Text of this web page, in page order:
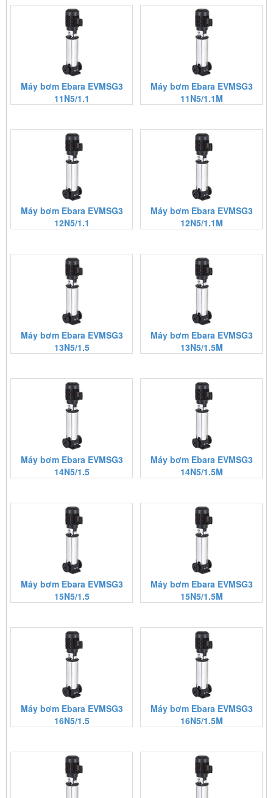
Máy bơm Ebara EVMSG3
11N5/1.1
Máy bơm Ebara EVMSG3
11N5/1.1M
Máy bơm Ebara EVMSG3
12N5/1.1
Máy bơm Ebara EVMSG3
12N5/1.1M
Máy bơm Ebara EVMSG3
13N5/1.5
Máy bơm Ebara EVMSG3
13N5/1.5M
Máy bơm Ebara EVMSG3
14N5/1.5
Máy bơm Ebara EVMSG3
14N5/1.5M
Máy bơm Ebara EVMSG3
15N5/1.5
Máy bơm Ebara EVMSG3
15N5/1.5M
Máy bơm Ebara EVMSG3
16N5/1.5
Máy bơm Ebara EVMSG3
16N5/1.5M